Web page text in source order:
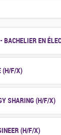
(H/F/X)
SHARING (H/F/X)
(H/F/X)